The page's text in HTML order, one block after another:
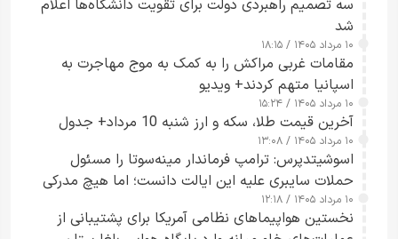
سه تصمیم راهبردی دولت برای تقویت دانشگاه‌ها اعلام
شد
۱۰ مرداد ۱۴۰۵ / ۱۸:۱۵
مقامات غربی مراکش را به کمک به موج مهاجرت به
اسپانیا متهم کردند+ ویدیو
۱۰ مرداد ۱۴۰۵ / ۱۵:۲۴
آخرین قیمت طلا، سکه و ارز شنبه 10 مرداد+ جدول
۱۰ مرداد ۱۴۰۵ / ۱۳:۰۸
اسوشیتدپرس: ترامپ فرماندار مینه‌سوتا را مسئول
حملات سایبری علیه این ایالت دانست؛ اما هیچ مدرکی
ارائه نکرد
۱۰ مرداد ۱۴۰۵ / ۱۲:۱۸
نخستین هواپیماهای نظامی آمریکا برای پشتیبانی از